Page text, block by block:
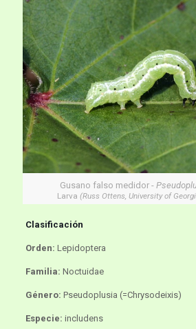
Gusano falso medidor -
Larva (Russ Ottens, University of
Clasificación
Orden: Lepidoptera
Familia: Noctuidae
Género: Pseudoplusia (=Chrysodeixis)
Especie: includens